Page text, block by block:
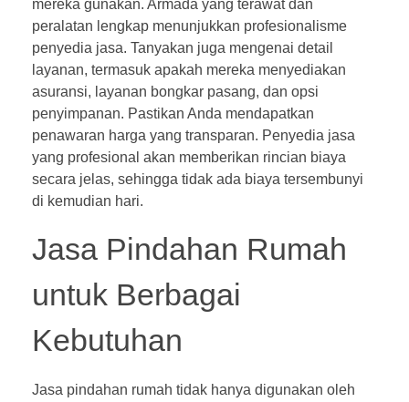
mereka gunakan. Armada yang terawat dan
peralatan lengkap menunjukkan profesionalisme
penyedia jasa. Tanyakan juga mengenai detail
layanan, termasuk apakah mereka menyediakan
asuransi, layanan bongkar pasang, dan opsi
penyimpanan. Pastikan Anda mendapatkan
penawaran harga yang transparan. Penyedia jasa
yang profesional akan memberikan rincian biaya
secara jelas, sehingga tidak ada biaya tersembunyi
di kemudian hari.
Jasa Pindahan Rumah
untuk Berbagai
Kebutuhan
Jasa pindahan rumah tidak hanya digunakan oleh